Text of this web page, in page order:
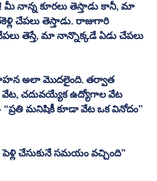
నాన్న కూరలు తెస్తాడు కానీ, మా
చేపలు తెస్తాడు. రాజుగారి
తెస్తే, మా నాన్నొక్కడే ఏడు చేపలు
అలా మొదలైంది. తర్వాత
వేట, చదువయ్యేక ఉద్యోగాల వేట
మనిషికీ కూడా వేట ఒక వినోదం”
చేసుకునే సమయం వచ్చింది”